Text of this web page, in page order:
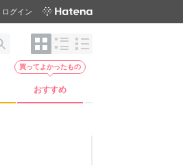
ログイン
おすすめ
買ってよかったもの